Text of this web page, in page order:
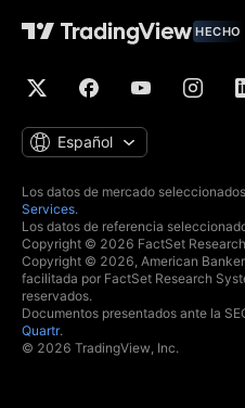
HECHO
Español
Los datos de mercado
Services.
Los datos de referencia
Copyright © 2026 FactSet
Copyright © 2026, American
facilitada por FactSet Research
reservados.
Documentos presentados ante la
Quartr.
© 2026 TradingView, Inc.